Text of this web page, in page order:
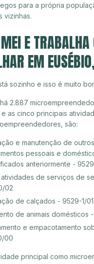
para a própria
vizinhas.
E TRABALHA
EM
sozinho e isso é muito
2.887
as cinco principais
são:
e manutenção de
pessoais e
anteriormente -
atividades de serviços de
02
de calçados - 9529-1/01
de animais domésticos
e empacotamento
00
principal como